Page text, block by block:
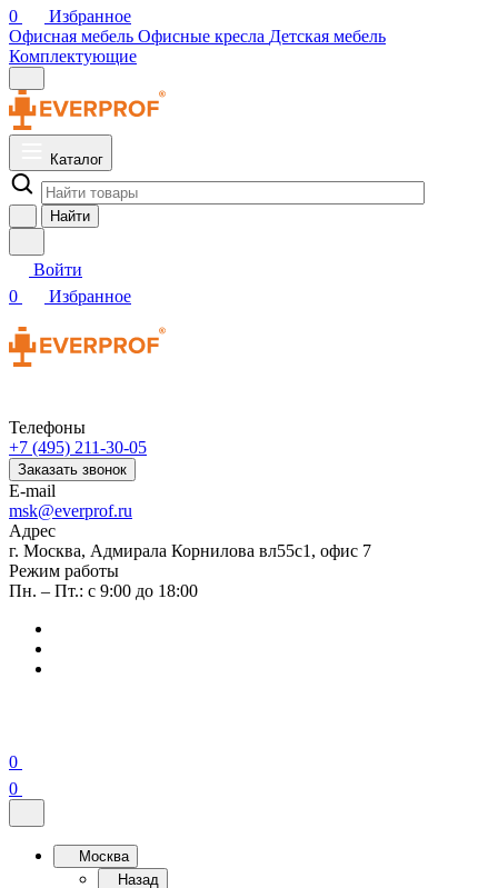
0
Избранное
Офисная мебель Офисные кресла Детская мебель
Комплектующие
Каталог
Найти
Войти
0
Избранное
Телефоны
+7 (495) 211-30-05
Заказать звонок
E-mail
msk@everprof.ru
Адрес
г. Москва, Адмирала Корнилова вл55с1, офис 7
Режим работы
Пн. – Пт.: с 9:00 до 18:00
0
0
Москва
Назад